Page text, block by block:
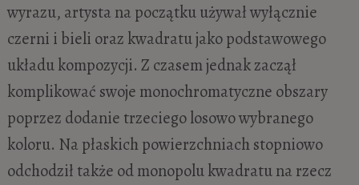
wyrazu, artysta na początku używał wyłącznie
czerni i bieli oraz kwadratu jako podstawowego
układu kompozycji. Z czasem jednak zaczął
komplikować swoje monochromatyczne obszary
poprzez dodanie trzeciego losowo wybranego
koloru. Na płaskich powierzchniach stopniowo
odchodził także od monopolu kwadratu na rzecz